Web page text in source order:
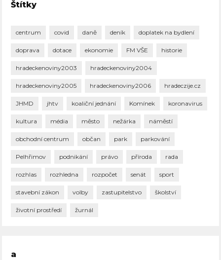
Štítky
centrum covid daně deník doplatek na bydlení
doprava dotace ekonomie FM VŠE historie
hradeckenoviny2003 hradeckenoviny2004
hradeckenoviny2005 hradeckenoviny2006 hradeczije.cz
JHMD jhtv koaliční jednání Komínek koronavirus
kultura média město nežárka náměstí
obchodní centrum občan park parkování
Pelhřimov podnikání právo příroda rada
rozhlas rozhledna rozpočet senát sport
stavební zákon volby zastupitelstvo školství
životní prostředí žurnál
a